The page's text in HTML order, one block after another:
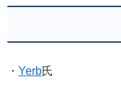
・ Yerb氏